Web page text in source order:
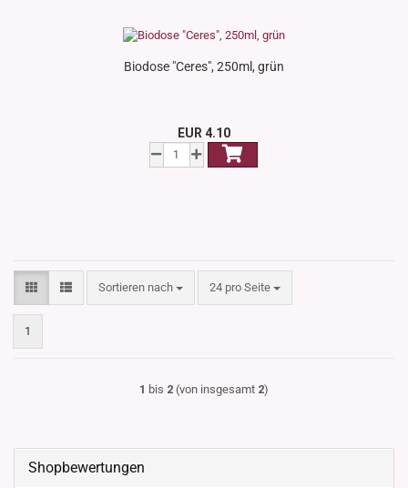
Biodose "Ceres", 250ml, grün
EUR 4.10
Sortieren nach
Sortieren nach 24 pro Seite
pro Seite
1
1 bis 2 (von insgesamt 2)
Shopbewertungen